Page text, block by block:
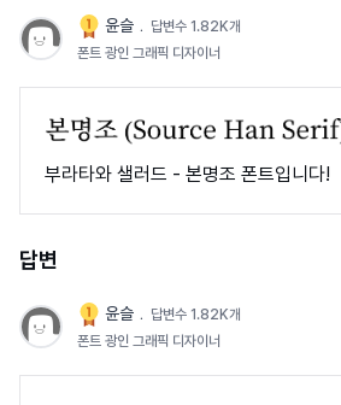
윤슬 ﹒ 답변수 1.82K개
폰트 광인 그래픽 디자이너
부라타와 샐러드 - 본명조 폰트입니다!
답변
윤슬 ﹒ 답변수 1.82K개
폰트 광인 그래픽 디자이너